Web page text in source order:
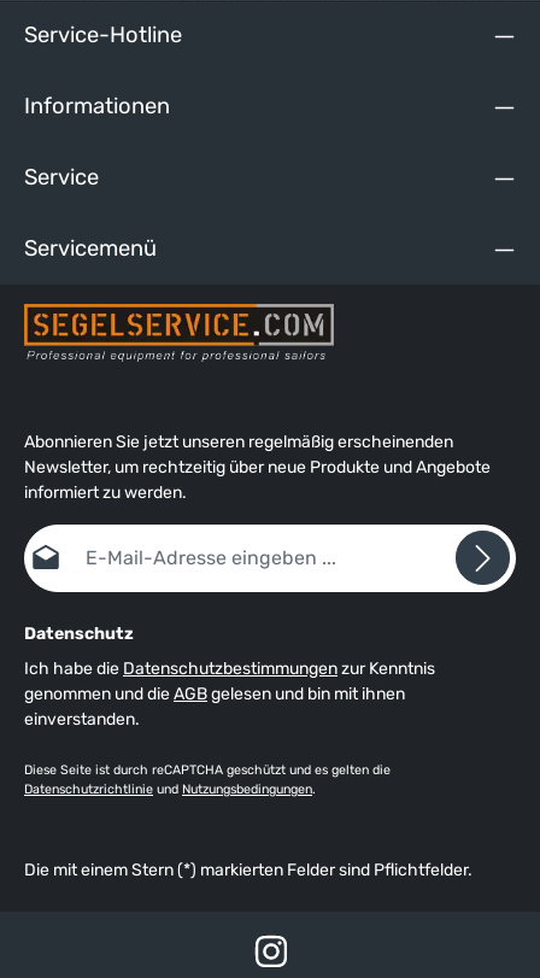
Service-Hotline
Informationen
Service
Servicemenü
Abonnieren Sie jetzt unseren regelmäßig erscheinenden
Newsletter, um rechtzeitig über neue Produkte und Angebote
informiert zu werden.
E-Mail-Adresse*
Datenschutz
Ich habe die Datenschutzbestimmungenzur Kenntnis
genommen und dieAGBgelesen und bin mit ihnen
einverstanden.
Diese Seite ist durch reCAPTCHA geschützt und es gelten die
Datenschutzrichtlinie und Nutzungsbedingungen.
Die mit einem Stern (*) markierten Felder sind Pflichtfelder.